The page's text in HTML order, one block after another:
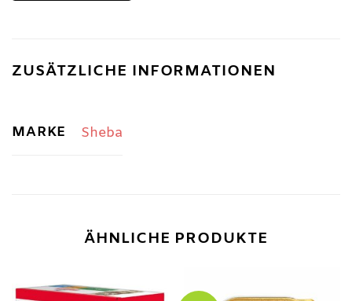
ZUSÄTZLICHE INFORMATIONEN
MARKE Sheba
ÄHNLICHE PRODUKTE